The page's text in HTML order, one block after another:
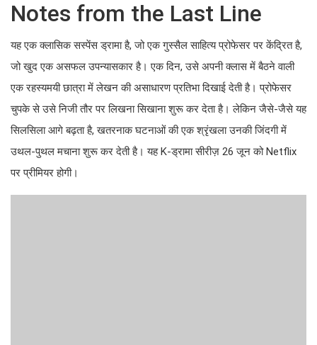
Notes from the Last Line
यह एक क्लासिक सस्पेंस ड्रामा है, जो एक गुस्सैल साहित्य प्रोफेसर पर केंद्रित है,
जो खुद एक असफल उपन्यासकार है। एक दिन, उसे अपनी क्लास में बैठने वाली
एक रहस्यमयी छात्रा में लेखन की असाधारण प्रतिभा दिखाई देती है। प्रोफेसर
चुपके से उसे निजी तौर पर लिखना सिखाना शुरू कर देता है। लेकिन जैसे-जैसे यह
सिलसिला आगे बढ़ता है, खतरनाक घटनाओं की एक श्रृंखला उनकी जिंदगी में
उथल-पुथल मचाना शुरू कर देती है। यह K-ड्रामा सीरीज़ 26 जून को Netflix
पर प्रीमियर होगी।